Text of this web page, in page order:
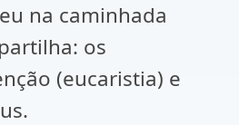
na caminhada
os
(eucaristia) e